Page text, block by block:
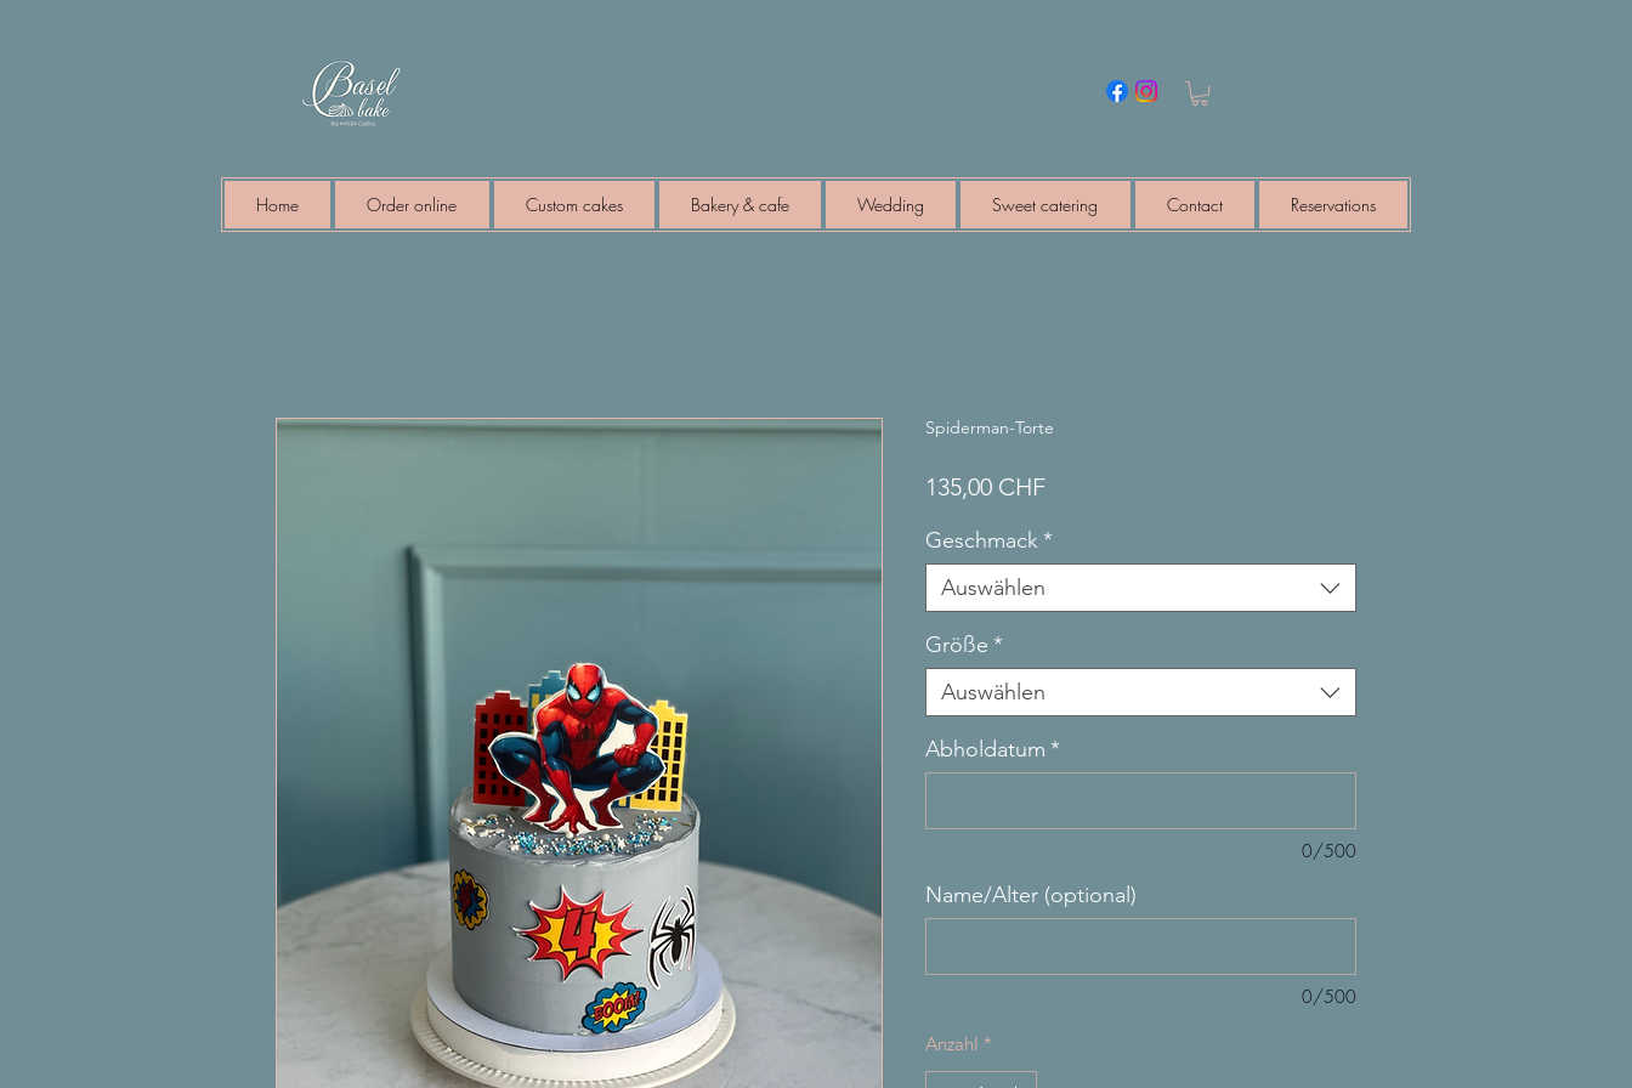
Home Order online Custom cakes Bakery & cafe Wedding Sweet catering Contact Reservations
Spiderman-Torte
135,00 CHFPreis
Geschmack*
Auswählen
Größe *
Auswählen
Abholdatum *
0/500
Name/Alter (optional)
0/500
Anzahl *